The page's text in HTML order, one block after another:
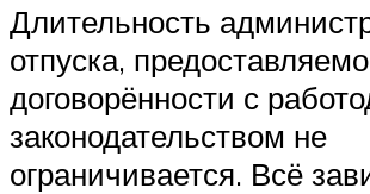
Длительность
отпуска,
договорённости с
законодательством не
ограничивается. Всё